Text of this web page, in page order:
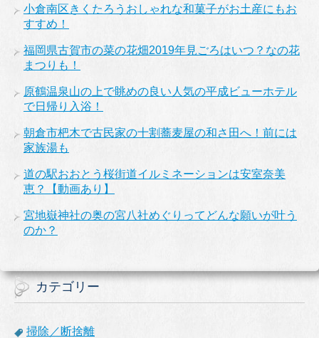
小倉南区きくたろうおしゃれな和菓子がお土産にもお
すすめ！
福岡県古賀市の菜の花畑2019年見ごろはいつ？なの花
まつりも！
原鶴温泉山の上で眺めの良い人気の平成ビューホテル
で日帰り入浴！
朝倉市杷木で古民家の十割蕎麦屋の和さ田へ！前には
家族湯も
道の駅おおとう桜街道イルミネーションは安室奈美
恵？【動画あり】
宮地嶽神社の奥の宮八社めぐりってどんな願いが叶う
のか？
カテゴリー
掃除／断捨離